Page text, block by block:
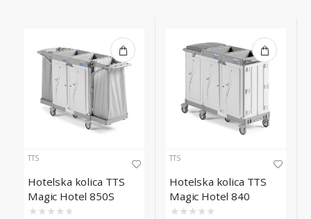
TTS
Hotelska kolica TTS
Magic Hotel 850S
★ ★ ★ ★ ★
TTS
Hotelska kolica TTS
Magic Hotel 840
Elegance
★ ★ ★ ★ ★